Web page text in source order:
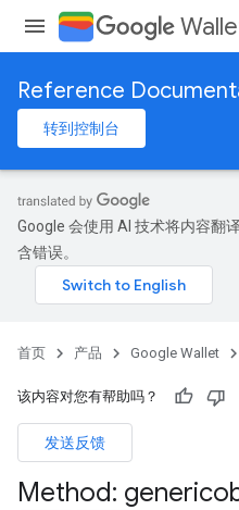
Reference
转到控制台
Google 会使用 AI 技术将内容翻
含错误。
首页 产品 Google Wallet
该内容对您有帮助吗？
发送反馈
Method: